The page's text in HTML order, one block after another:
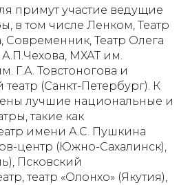
примут участие ведущие
в том числе Ленком, Театр
Современник, Театр Олега
МХАТ им.
Г.А. Товстоногова и
(Санкт-Петербург). К
лучшие национальные и
такие как
имени А.С. Пушкина
центр (Южно-Сахалинск),
Псковский
театр «Олонхо» (Якутия),